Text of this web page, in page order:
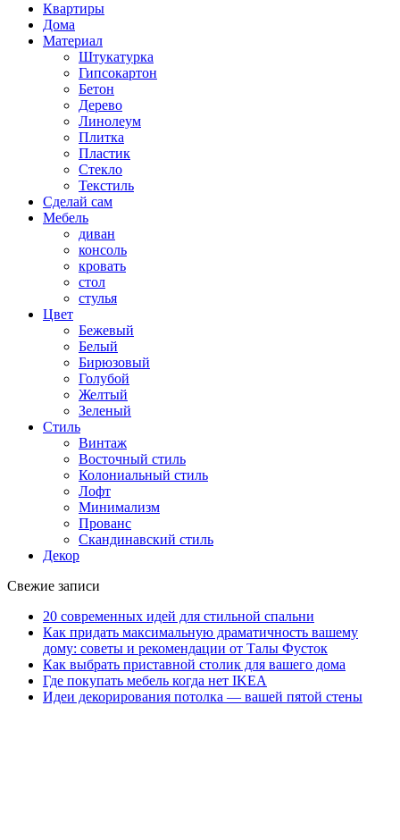
Квартиры
Дома
Материал
Штукатурка
Гипсокартон
Бетон
Дерево
Линолеум
Плитка
Пластик
Стекло
Текстиль
Сделай сам
Мебель
диван
консоль
кровать
стол
стулья
Цвет
Бежевый
Белый
Бирюзовый
Голубой
Желтый
Зеленый
Стиль
Винтаж
Восточный стиль
Колониальный стиль
Лофт
Минимализм
Прованс
Скандинавский стиль
Декор
Свежие записи
20 современных идей для стильной спальни
Как придать максимальную драматичность вашему
дому: советы и рекомендации от Талы Фусток
Как выбрать приставной столик для вашего дома
Где покупать мебель когда нет IKEA
Идеи декорирования потолка — вашей пятой стены